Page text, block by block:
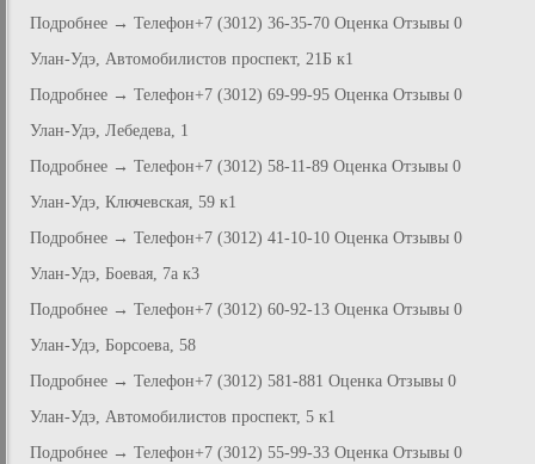
Подробнее → Телефон+7 (3012) 36-35-70 Оценка Отзывы 0
Улан-Удэ, Автомобилистов проспект, 21Б к1
Подробнее → Телефон+7 (3012) 69-99-95 Оценка Отзывы 0
Улан-Удэ, Лебедева, 1
Подробнее → Телефон+7 (3012) 58-11-89 Оценка Отзывы 0
Улан-Удэ, Ключевская, 59 к1
Подробнее → Телефон+7 (3012) 41-10-10 Оценка Отзывы 0
Улан-Удэ, Боевая, 7а к3
Подробнее → Телефон+7 (3012) 60-92-13 Оценка Отзывы 0
Улан-Удэ, Борсоева, 58
Подробнее → Телефон+7 (3012) 581-881 Оценка Отзывы 0
Улан-Удэ, Автомобилистов проспект, 5 к1
Подробнее → Телефон+7 (3012) 55-99-33 Оценка Отзывы 0